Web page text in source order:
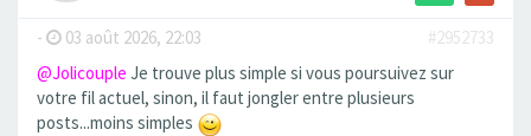
- 03 août 2026, 22:03
#2952733
@Jolicouple Je trouve plus simple si vous poursuivez sur
votre fil actuel, sinon, il faut jongler entre plusieurs
posts...moins simples